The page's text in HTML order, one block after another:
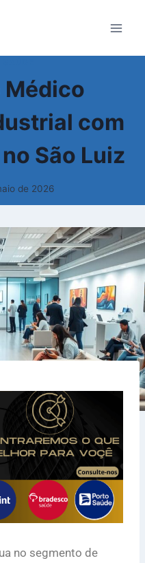
Médico
com
São Luiz
de 2026
no segmento de